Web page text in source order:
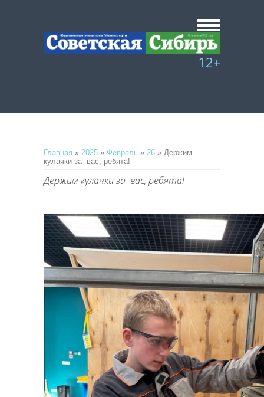
12+
Главная » 2025 » Февраль » 26 » Держим
кулачки за вас, ребята!
Держим кулачки за вас, ребята!